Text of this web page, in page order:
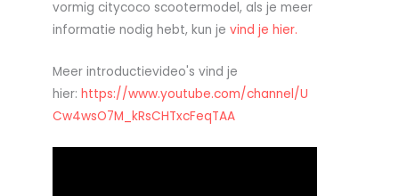
vormig citycoco scootermodel, als je meer
informatie nodig hebt, kun je vind je hier.
Meer introductievideo's vind je
hier: https://www.youtube.com/channel/U
Cw4wsO7M_kRsCHTxcFeqTAA